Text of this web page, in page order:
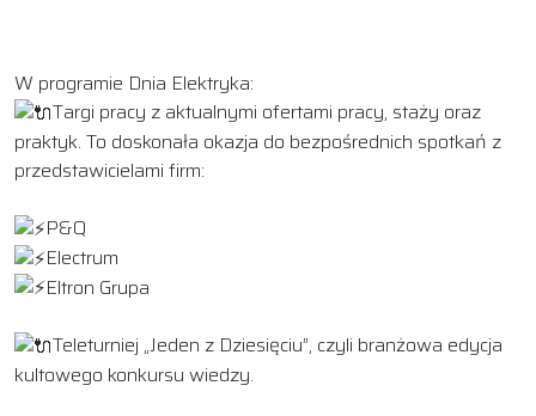
W programie Dnia Elektryka:
Targi pracy z aktualnymi ofertami pracy, staży oraz
praktyk. To doskonała okazja do bezpośrednich spotkań z
przedstawicielami firm:
P&Q
Electrum
Eltron Grupa
Teleturniej „Jeden z Dziesięciu”, czyli branżowa edycja
kultowego konkursu wiedzy.